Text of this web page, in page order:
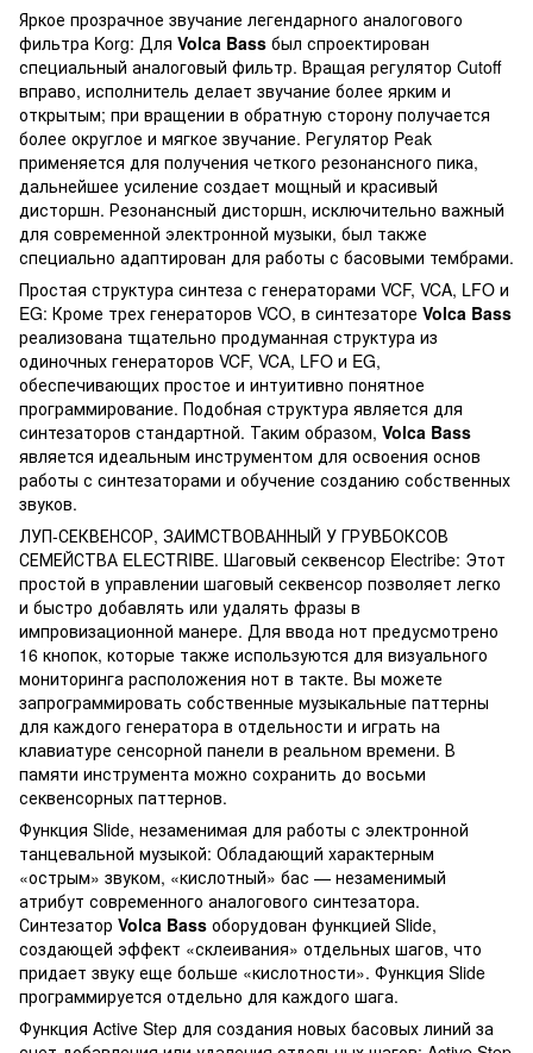
Яркое прозрачное звучание легендарного аналогового
фильтра Korg: Для Volca Bass был спроектирован
специальный аналоговый фильтр. Вращая регулятор Cutoff
вправо, исполнитель делает звучание более ярким и
открытым; при вращении в обратную сторону получается
более округлое и мягкое звучание. Регулятор Peak
применяется для получения четкого резонансного пика,
дальнейшее усиление создает мощный и красивый
дисторшн. Резонансный дисторшн, исключительно важный
для современной электронной музыки, был также
специально адаптирован для работы с басовыми тембрами.
Простая структура синтеза с генераторами VCF, VCA, LFO и
EG: Кроме трех генераторов VCO, в синтезаторе Volca Bass
реализована тщательно продуманная структура из
одиночных генераторов VCF, VCA, LFO и EG,
обеспечивающих простое и интуитивно понятное
программирование. Подобная структура является для
синтезаторов стандартной. Таким образом, Volca Bass
является идеальным инструментом для освоения основ
работы с синтезаторами и обучение созданию собственных
звуков.
ЛУП-СЕКВЕНСОР, ЗАИМСТВОВАННЫЙ У ГРУВБОКСОВ
СЕМЕЙСТВА ELECTRIBE. Шаговый секвенсор Electribe: Этот
простой в управлении шаговый секвенсор позволяет легко
и быстро добавлять или удалять фразы в
импровизационной манере. Для ввода нот предусмотрено
16 кнопок, которые также используются для визуального
мониторинга расположения нот в такте. Вы можете
запрограммировать собственные музыкальные паттерны
для каждого генератора в отдельности и играть на
клавиатуре сенсорной панели в реальном времени. В
памяти инструмента можно сохранить до восьми
секвенсорных паттернов.
Функция Slide, незаменимая для работы с электронной
танцевальной музыкой: Обладающий характерным
«острым» звуком, «кислотный» бас — незаменимый
атрибут современного аналогового синтезатора.
Синтезатор Volca Bass оборудован функцией Slide,
создающей эффект «склеивания» отдельных шагов, что
придает звуку еще больше «кислотности». Функция Slide
программируется отдельно для каждого шага.
Функция Active Step для создания новых басовых линий за